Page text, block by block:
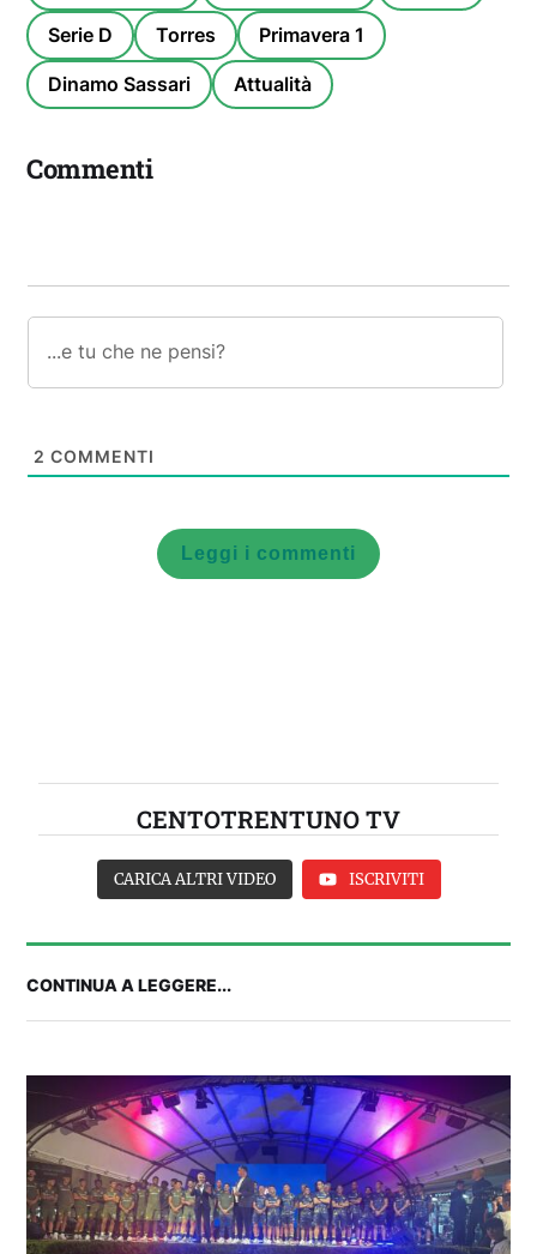
Serie D Torres Primavera 1
Dinamo Sassari Attualità
Commenti
2 COMMENTI
Leggi i commenti
CENTOTRENTUNO TV
IL CAGLIARI SI PRESENTA A PULA: SEGUI LA
DIRETTA
CARICA ALTRI VIDEO ISCRIVITI
CONTINUA A LEGGERE...